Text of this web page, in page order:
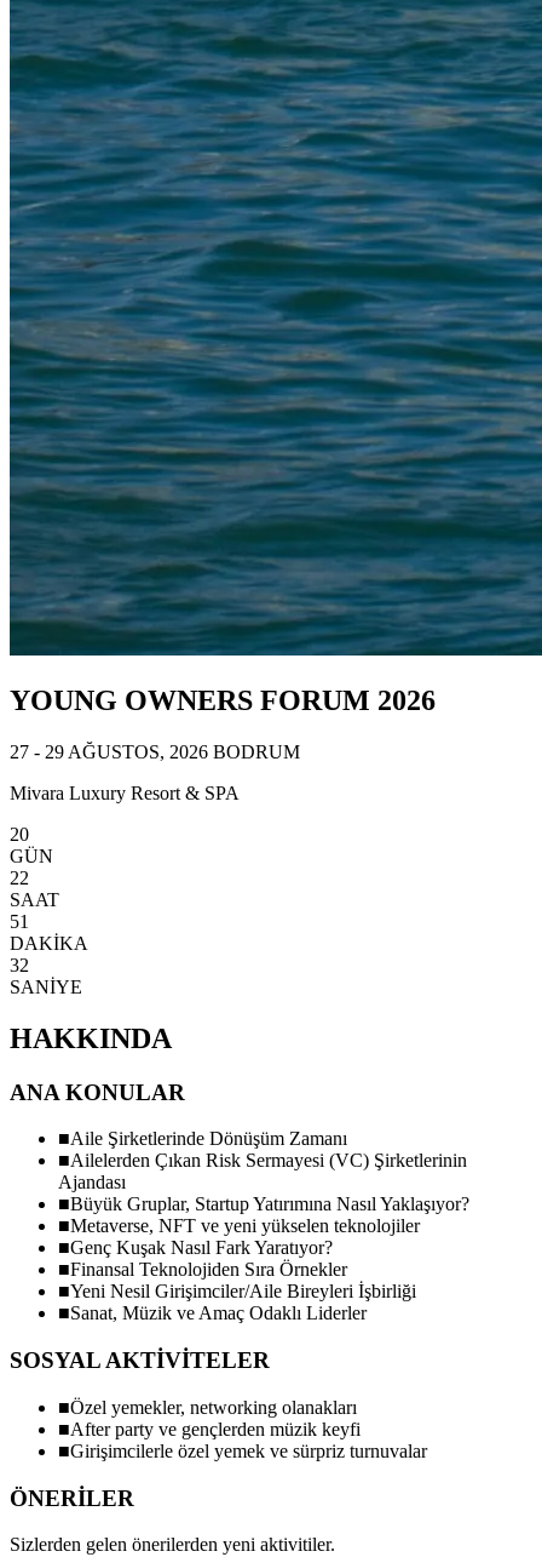
YOUNG OWNERS FORUM 2026
27 - 29 AĞUSTOS, 2026 BODRUM
Mivara Luxury Resort & SPA
20
GÜN
22
SAAT
51
DAKİKA
29
SANİYE
HAKKINDA
ANA KONULAR
■Aile Şirketlerinde Dönüşüm Zamanı
■Ailelerden Çıkan Risk Sermayesi (VC) Şirketlerinin
Ajandası
■Büyük Gruplar, Startup Yatırımına Nasıl Yaklaşıyor?
■Metaverse, NFT ve yeni yükselen teknolojiler
■Genç Kuşak Nasıl Fark Yaratıyor?
■Finansal Teknolojiden Sıra Örnekler
■Yeni Nesil Girişimciler/Aile Bireyleri İşbirliği
■Sanat, Müzik ve Amaç Odaklı Liderler
SOSYAL AKTİVİTELER
■Özel yemekler, networking olanakları
■After party ve gençlerden müzik keyfi
■Girişimcilerle özel yemek ve sürpriz turnuvalar
ÖNERİLER
Sizlerden gelen önerilerden yeni aktivitiler.